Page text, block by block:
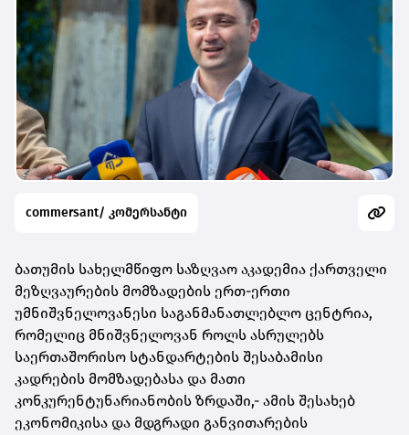
commersant/ კომერსანტი
ბათუმის სახელმწიფო საზღვაო აკადემია ქართველი
მეზღვაურების მომზადების ერთ-ერთი
უმნიშვნელოვანესი საგანმანათლებლო ცენტრია,
რომელიც მნიშვნელოვან როლს ასრულებს
საერთაშორისო სტანდარტების შესაბამისი
კადრების მომზადებასა და მათი
კონკურენტუნარიანობის ზრდაში,- ამის შესახებ
ეკონომიკისა და მდგრადი განვითარების